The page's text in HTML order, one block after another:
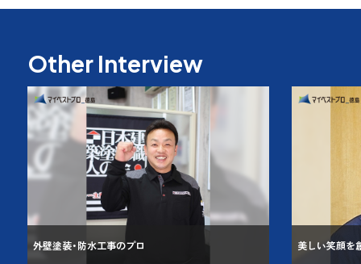
Other Interview
外壁塗装・防水工事のプロ 美しい笑顔を